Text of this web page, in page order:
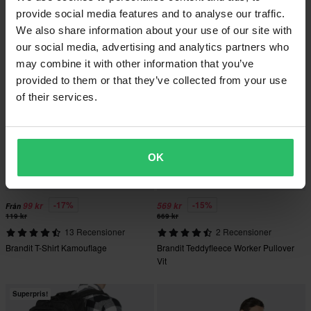
provide social media features and to analyse our traffic.
We also share information about your use of our site with
our social media, advertising and analytics partners who
may combine it with other information that you’ve
provided to them or that they’ve collected from your use
of their services.
OK
Brandit Summer Windbreaker Jacka
Mörk Camo
Superpris!
Från 99 kr -17%
119 kr
13 Recensioner
Brandit T-Shirt Kamouflage
569 kr -15%
669 kr
2 Recensioner
Brandit Teddyfleece Worker Pullover
Vit
Superpris!